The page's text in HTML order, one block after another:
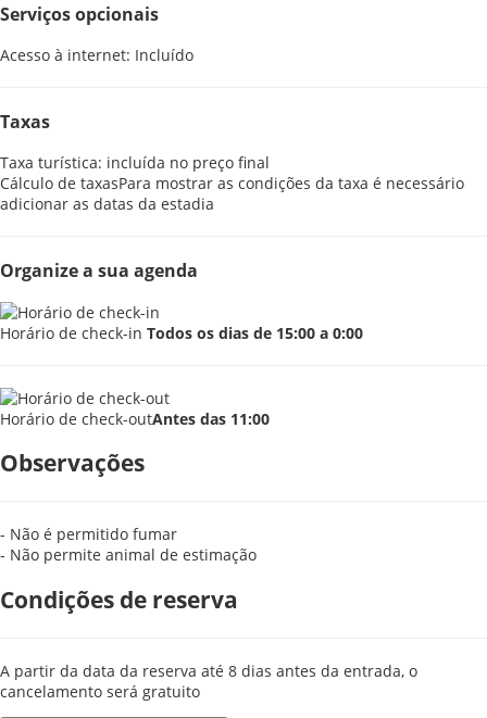
Serviços opcionais
Acesso à internet: Incluído
Taxas
Taxa turística: incluída no preço final
Cálculo de taxasPara mostrar as condições da taxa é necessário
adicionar as datas da estadia
Organize a sua agenda
Horário de check-in Todos os dias de 15:00 a 0:00
Horário de check-outAntes das 11:00
Observações
- Não é permitido fumar
- Não permite animal de estimação
Condições de reserva
A partir da data da reserva até 8 dias antes da entrada, o
cancelamento será gratuito